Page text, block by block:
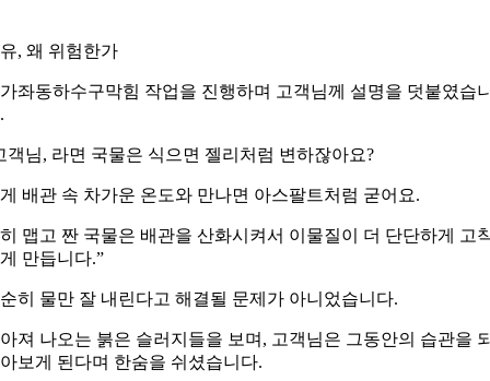
, 왜 위험한가
좌동하수구막힘 작업을 진행하며 고객님께 설명을 덧붙였습
객님, 라면 국물은 식으면 젤리처럼 변하잖아요?
배관 속 차가운 온도와 만나면 아스팔트처럼 굳어요.
맵고 짠 국물은 배관을 산화시켜서 이물질이 더 단단하게 고
만듭니다.”
히 물만 잘 내린다고 해결될 문제가 아니었습니다.
져 나오는 붉은 슬러지들을 보며, 고객님은 그동안의 습관을
보게 된다며 한숨을 쉬셨습니다.